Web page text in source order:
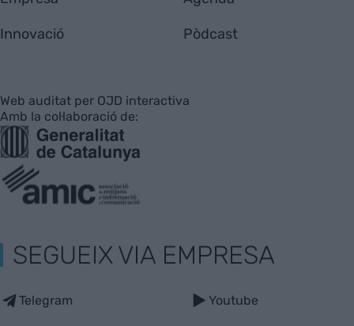
Innovació Pòdcast
Web auditat per OJD interactiva
Amb la col·laboració de:
SEGUEIX VIA EMPRESA
Telegram Youtube